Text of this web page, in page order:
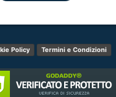
Policy Termini e Condizioni